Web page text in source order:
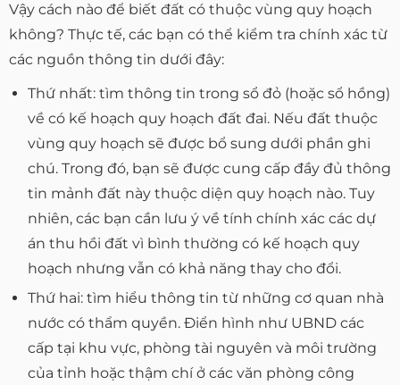
Vậy cách nào để biết đất có thuộc vùng quy hoạch
không? Thực tế, các bạn có thể kiểm tra chính xác từ
các nguồn thông tin dưới đây:
Thứ nhất: tìm thông tin trong sổ đỏ (hoặc sổ hồng)
về có kế hoạch quy hoạch đất đai. Nếu đất thuộc
vùng quy hoạch sẽ được bổ sung dưới phần ghi
chú. Trong đó, bạn sẽ được cung cấp đầy đủ thông
tin mảnh đất này thuộc diện quy hoạch nào. Tuy
nhiên, các bạn cần lưu ý về tính chính xác các dự
án thu hồi đất vì bình thường có kế hoạch quy
hoạch nhưng vẫn có khả năng thay cho đổi.
Thứ hai: tìm hiểu thông tin từ những cơ quan nhà
nước có thẩm quyền. Điển hình như UBND các
cấp tại khu vực, phòng tài nguyên và môi trường
của tỉnh hoặc thậm chí ở các văn phòng công